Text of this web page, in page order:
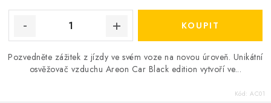
Pozvedněte zážitek z jízdy ve svém voze na novou úroveň. Unikátní
osvěžovač vzduchu Areon Car Black edition vytvoří ve...
Kód: AC01